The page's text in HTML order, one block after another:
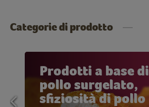
Categorie di prodotto
Prodotti a base di
pollo surgelato,
sfiziosità di pollo